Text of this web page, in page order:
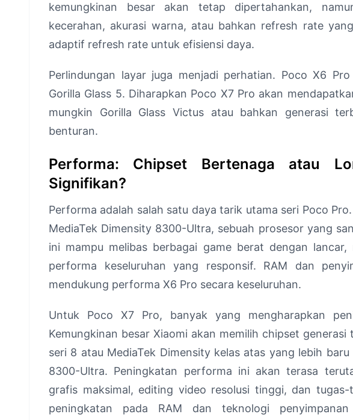
kemungkinan besar akan tetap dipertahankan,
kecerahan, akurasi warna, atau bahkan refresh rate
adaptif refresh rate untuk efisiensi daya.
Perlindungan layar juga menjadi perhatian. Poco X6
Gorilla Glass 5. Diharapkan Poco X7 Pro akan
mungkin Gorilla Glass Victus atau bahkan generasi
benturan.
Performa: Chipset Bertenaga atau
Signifikan?
Performa adalah salah satu daya tarik utama seri Poco
MediaTek Dimensity 8300-Ultra, sebuah prosesor yang
ini mampu melibas berbagai game berat dengan
performa keseluruhan yang responsif. RAM dan
mendukung performa X6 Pro secara keseluruhan.
Untuk Poco X7 Pro, banyak yang mengharapkan
Kemungkinan besar Xiaomi akan memilih chipset
seri 8 atau MediaTek Dimensity kelas atas yang lebih
8300-Ultra. Peningkatan performa ini akan terasa
grafis maksimal, editing video resolusi tinggi, dan
peningkatan pada RAM dan teknologi